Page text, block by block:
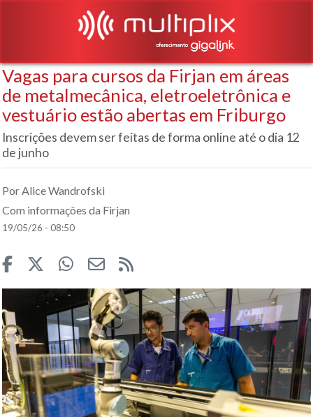
Vagas para cursos da Firjan em áreas
de metalmecânica, eletroeletrônica e
vestuário estão abertas em Friburgo
Inscrições devem ser feitas de forma online até o dia 12
de junho
Por Alice Wandrofski
Com informações da Firjan
19/05/26 - 08:50